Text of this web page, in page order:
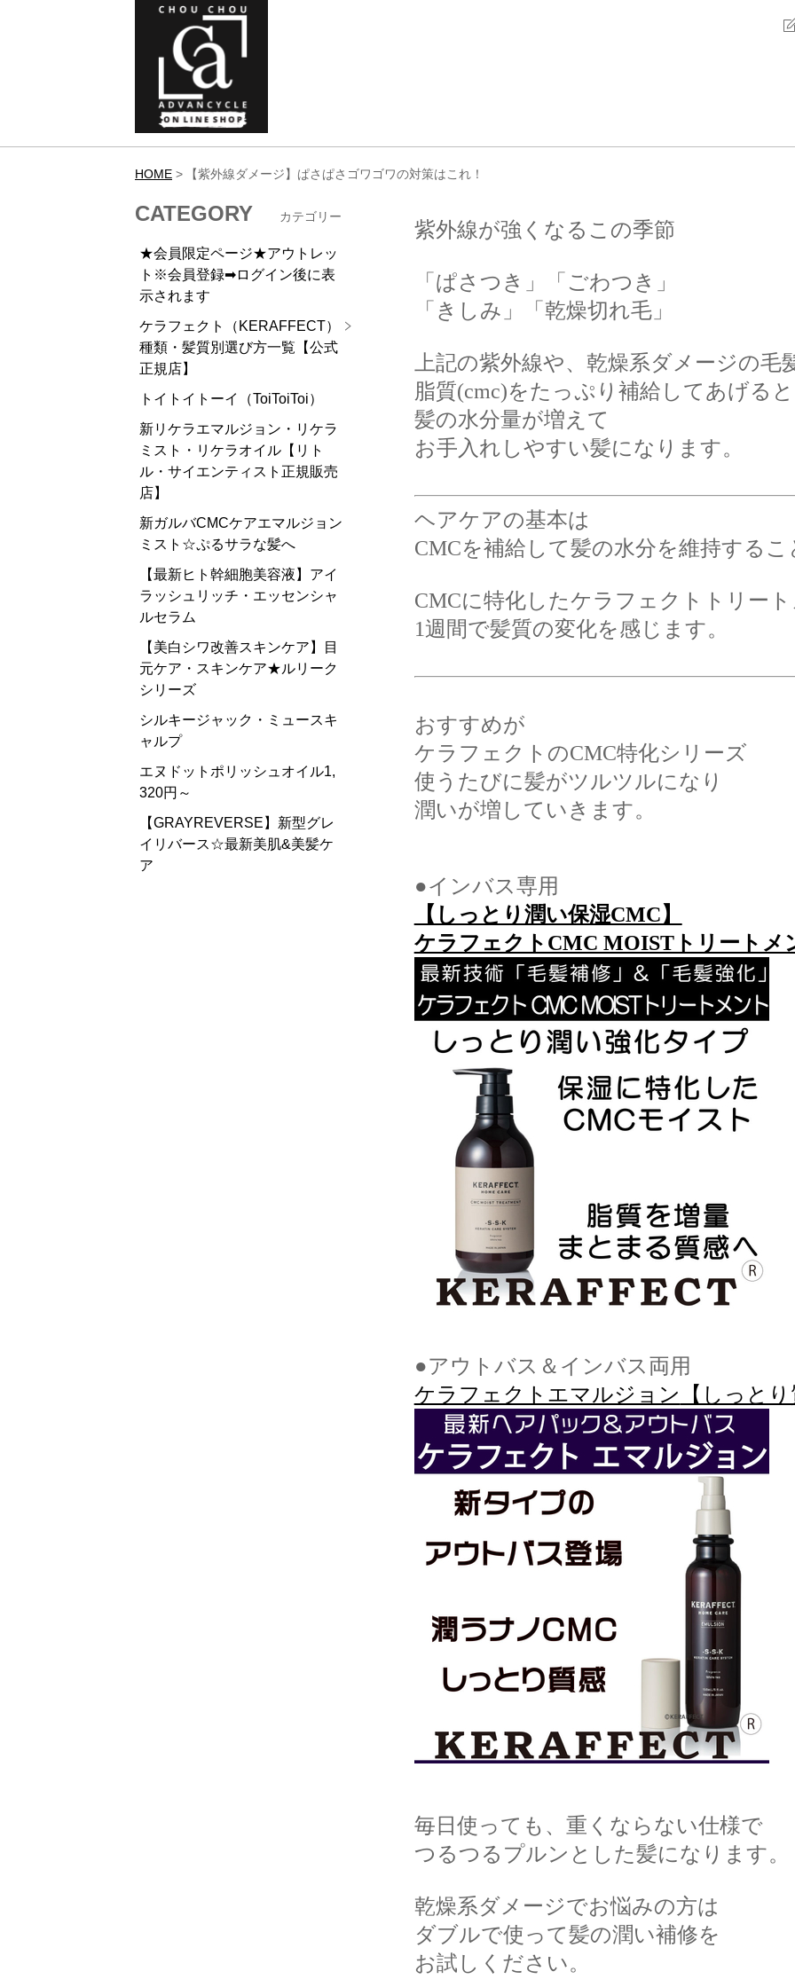
HOME 【紫外線ダメージ】ぱさぱさゴワゴワの対策はこれ！
紫外線が強くなるこの季節
「ぱさつき」「ごわつき」
「きしみ」「乾燥切れ毛」
上記の紫外線や、乾燥系ダメージの毛
脂質(cmc)をたっぷり補給してあげると
髪の水分量が増えて
お手入れしやすい髪になります。
ヘアケアの基本は
CMCを補給して髪の水分を維持するこ
CMCに特化したケラフェクト
トリー
1週間で髪質の変化を感じます。
おすすめが
ケラフェクトのCMC特化シリーズ
使うたびに髪がツルツルになり
潤いが増していきます。
●インバス専用
【しっとり潤い保湿CMC】
ケラフェクトCMC MOISTトリートメ
●アウトバス＆インバス両用
ケラフェクトエマルジョン
【しっと
毎日使っても、重くならない仕様で
つるつるプルンとした髪になります。
乾燥系ダメージでお悩みの方は
ダブルで使って髪の潤い補修を
お試しください。
CATEGORY カテゴリー
★会員限定ページ★アウトレッ
ト※会員登録➡ログイン後に表
示されます
ケラフェクト（KERAFFECT）
種類・髪質別選び方一覧【公式
正規店】
トイトイトーイ（ToiToiToi）
新リケラエマルジョン・リケラ
ミスト・リケラオイル【リト
ル・サイエンティスト正規販売
店】
新ガルバCMCケアエマルジョン
ミスト☆ぷるサラな髪へ
【最新ヒト幹細胞美容液】アイ
ラッシュリッチ・エッセンシャ
ルセラム
【美白シワ改善スキンケア】目
元ケア・スキンケア★ルリーク
シリーズ
シルキージャック・ミュースキ
ャルプ
エヌドットポリッシュオイル1,
320円～
【GRAYREVERSE】新型グレ
イリバース☆最新美肌&美髪ケ
ア